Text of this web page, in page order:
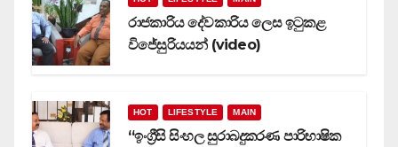
රාජකාරිය දේවකාරිය ලෙස ඉටුකළ
විජේසුරියයන් (video)
HOT LIFESTYLE MAIN
‘‘ඉංග්‍රීසි සිංහල සුරාබදුකරණ පාරිභාෂික